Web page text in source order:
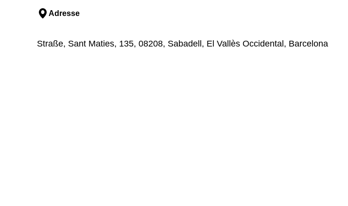
Adresse
Straße, Sant Maties, 135, 08208, Sabadell, El Vallès Occidental, Barcelona